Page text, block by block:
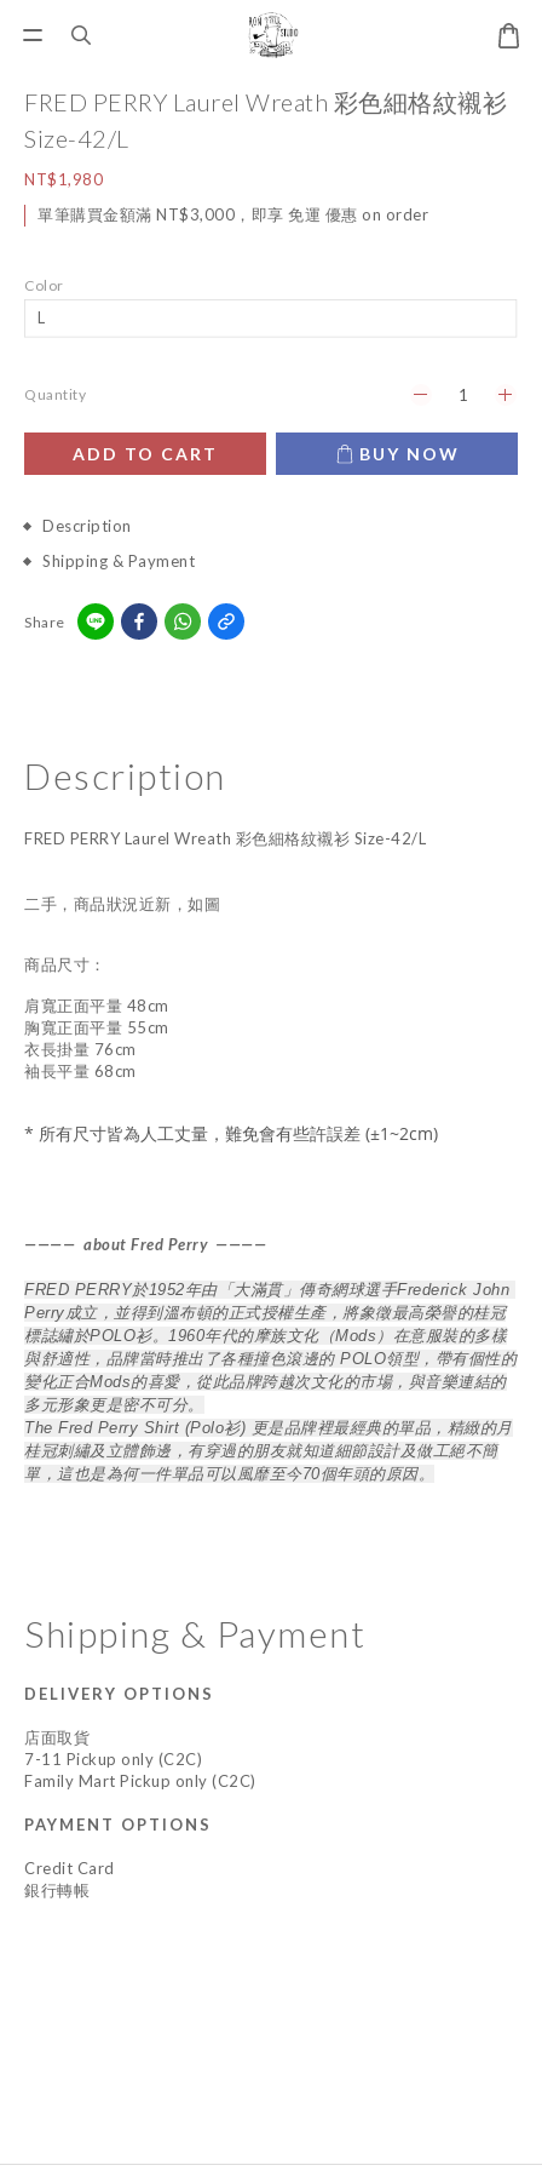
FRED PERRY Laurel Wreath 彩色細格紋襯衫
Size-42/L
NT$1,980
單筆購買金額滿 NT$3,000，即享 免運 優惠 on order
Color
Quantity
ADD TO CART BUY NOW
Description
Shipping & Payment
Share
Description
FRED PERRY Laurel Wreath 彩色細格紋襯衫 Size-42/L
二手，商品狀況近新，如圖
商品尺寸：
肩寬正面平量 48cm
胸寬正面平量 55cm
衣長掛量 76cm
袖長平量 68cm
* 所有尺寸皆為人工丈量，難免會有些許誤差 (±1~2cm)
———— about Fred Perry ————
FRED PERRY於1952年由「大滿貫」傳奇網球選手Frederick John
Perry成立，並得到溫布頓的正式授權生產，將象徵最高榮譽的桂冠
標誌繡於POLO衫。1960年代的摩族文化（Mods）在意服裝的多樣
與舒適性，品牌當時推出了各種撞色滾邊的 POLO領型，帶有個性的
變化正合Mods的喜愛，從此品牌跨越次文化的市場，與音樂連結的
多元形象更是密不可分。
The Fred Perry Shirt (Polo衫) 更是品牌裡最經典的單品，精緻的月
桂冠刺繡及立體飾邊，有穿過的朋友就知道細節設計及做工絕不簡
單，這也是為何一件單品可以風靡至今70個年頭的原因。
Shipping & Payment
DELIVERY OPTIONS
店面取貨
7-11 Pickup only (C2C)
Family Mart Pickup only (C2C)
PAYMENT OPTIONS
Credit Card
銀行轉帳